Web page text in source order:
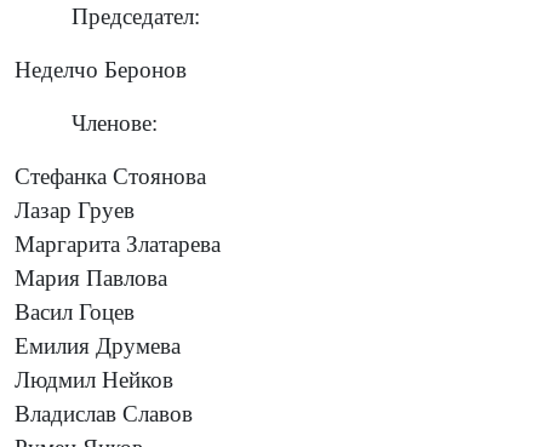
Председател:
Неделчо Беронов
Членове:
Стефанка Стоянова
Лазар Груев
Маргарита Златарева
Мария Павлова
Васил Гоцев
Емилия Друмева
Людмил Нейков
Владислав Славов